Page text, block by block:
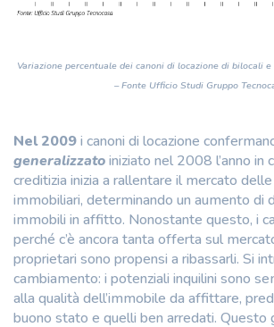
Variazione percentuale dei canoni di locazione di bilocali
– Fonte Ufficio Studi Gruppo
Nel 2009i canoni di locazione
generalizzatoiniziato nel 2008 l’anno in
creditizia inizia a rallentare il mercato
immobiliari, determinando un aumento di
immobili in affitto. Nonostante questo, i
perché c’è ancora tanta offerta sul
proprietari sono propensi a ribassarli. Si
cambiamento: i potenziali inquilini sono
alla qualità dell’immobile da affittare,
buono stato e quelli ben arredati. Questo